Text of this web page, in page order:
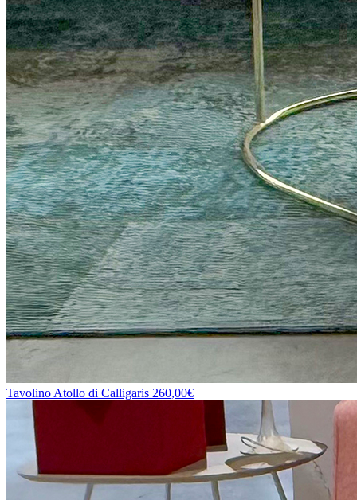
Tavolino Atollo di Calligaris 260,00€